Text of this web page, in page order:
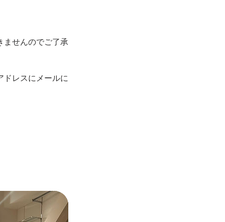
ませんのでご了承
ドレスにメールに